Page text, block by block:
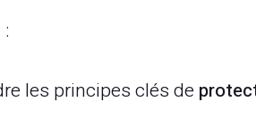
les principes clés de